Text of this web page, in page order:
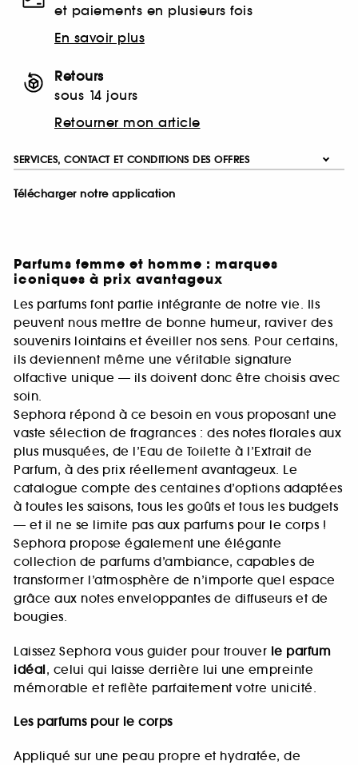
et paiements en plusieurs fois
En savoir plus
Retours
sous 14 jours
Retourner mon article
SERVICES, CONTACT ET CONDITIONS DES OFFRES
Télécharger notre application
Parfums femme et homme : marques
iconiques à prix avantageux
Les parfums font partie intégrante de notre vie. Ils
peuvent nous mettre de bonne humeur, raviver des
souvenirs lointains et éveiller nos sens. Pour certains,
ils deviennent même une véritable signature
olfactive unique — ils doivent donc être choisis avec
soin.
Sephora répond à ce besoin en vous proposant une
vaste sélection de fragrances : des notes florales aux
plus musquées, de l’Eau de Toilette à l’Extrait de
Parfum, à des prix réellement avantageux. Le
catalogue compte des centaines d’options adaptées
à toutes les saisons, tous les goûts et tous les budgets
— et il ne se limite pas aux parfums pour le corps !
Sephora propose également une élégante
collection de parfums d’ambiance, capables de
transformer l’atmosphère de n’importe quel espace
grâce aux notes enveloppantes de diffuseurs et de
bougies.
Laissez Sephora vous guider pour trouver le parfum
idéal, celui qui laisse derrière lui une empreinte
mémorable et reflète parfaitement votre unicité.
Les parfums pour le corps
Appliqué sur une peau propre et hydratée, de